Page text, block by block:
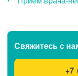
Свяжитесь с
+7